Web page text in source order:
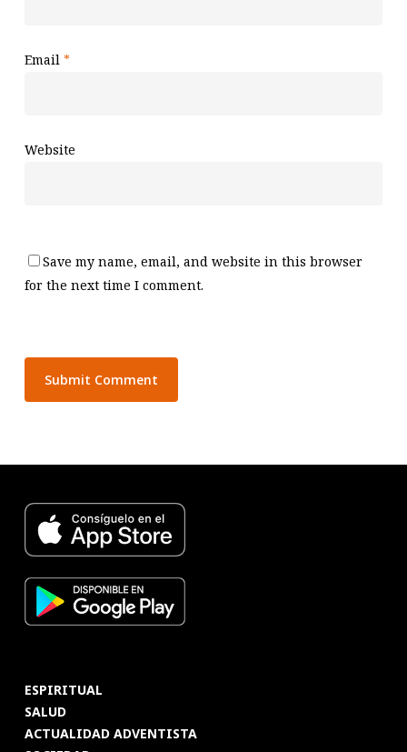
Email *
Website
Save my name, email, and website in this browser
for the next time I comment.
ESPIRITUAL
SALUD
ACTUALIDAD ADVENTISTA